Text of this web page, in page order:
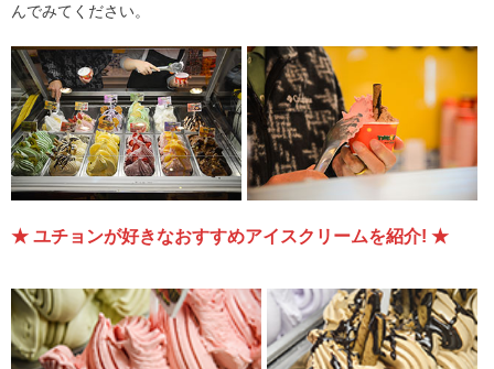
んでみてください。
★ ユチョンが好きなおすすめアイスクリームを紹介! ★